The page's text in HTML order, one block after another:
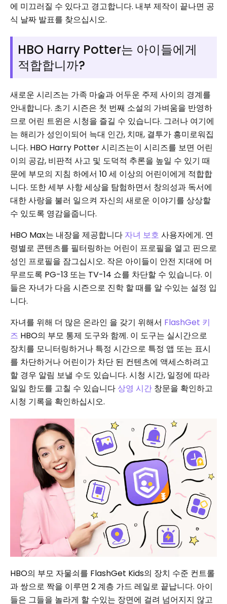
에 미끄러질 수 있다고 경고합니다. 내부 제작이 끝나면 공
식 날짜 발표를 찾으십시오.
HBO Harry Potter는 아이들에게
적합합니까?
새로운 시리즈는 가족 마술과 어두운 주제 사이의 경계를
안내합니다. 초기 시즌은 첫 번째 소설의 가벼움을 반영하
므로 어린 트윈은 시청을 즐길 수 있습니다. 그러나 여기에
는 해리가 성인이되어 늑대 인간, 치매, 결투가 흥미로워집
니다. HBO Harry Potter 시리즈는이 시리즈를 보면 어린
이의 공감, 비판적 사고 및 도덕적 추론을 높일 수 있기 때
문에 부모의 지침 하에서 10 세 이상의 어린이에게 적합합
니다. 또한 세부 사항 세상을 탐험하면서 창의성과 독서에
대한 사랑을 불러 일으켜 자신의 새로운 이야기를 상상할
수 있도록 영감을줍니다.
HBO Max는 내장을 제공합니다 자녀 보호 사용자에게. 연
령별로 콘텐츠를 필터링하는 어린이 프로필을 열고 핀으로
성인 프로필을 잠그십시오. 작은 아이들이 안전 지대에 머
무르도록 PG-13 또는 TV-14 쇼를 차단할 수 있습니다. 이
들은 자녀가 다음 시즌으로 진학 할 때를 알 수있는 설정 입
니다.
자녀를 위해 더 많은 온라인 을 갖기 위해서 FlashGet 키
즈 HBO의 부모 통제 도구와 함께. 이 도구는 실시간으로
장치를 모니터링하거나 특정 시간으로 특정 앱 또는 표시
를 차단하거나 어린이가 차단 된 컨텐츠에 액세스하려고
할 경우 알림 보낼 수도 있습니다. 시청 시간, 일정에 따라
일일 한도를 고칠 수 있습니다 상영 시간 창문을 확인하고
시청 기록을 확인하십시오.
HBO의 부모 자물쇠를 FlashGet Kids의 장치 수준 컨트롤
과 쌍으로 짝을 이루면 2 계층 가드 레일로 끝납니다. 아이
들은 그들을 놀라게 할 수있는 장면에 걸려 넘어지지 않고